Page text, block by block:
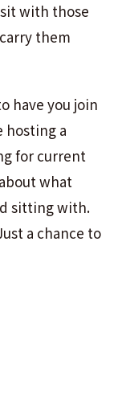
with those
them
have you join
hosting a
for current
what
sitting with.
a chance to